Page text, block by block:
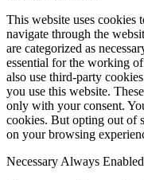
This website uses cookies
navigate through the
are categorized as
essential for the working
also use third-party
you use this website.
only with your consent.
cookies. But opting out of
on your browsing
Necessary Always Enabled